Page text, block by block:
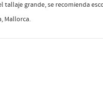
tallaje grande, se recomienda
Mallorca.